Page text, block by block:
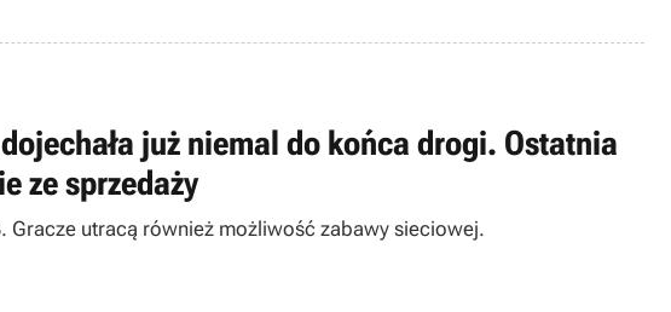
już niemal do końca drogi. Ostatnia
ze sprzedaży
Gracze utracą również możliwość zabawy sieciowej.